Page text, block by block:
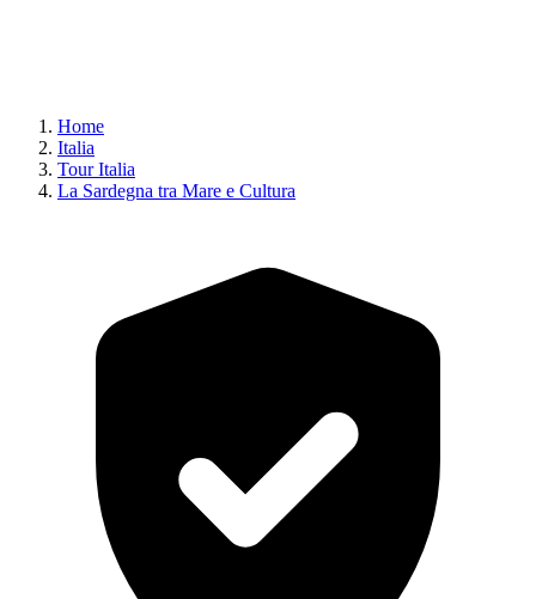
Home
Italia
Tour Italia
La Sardegna tra Mare e Cultura